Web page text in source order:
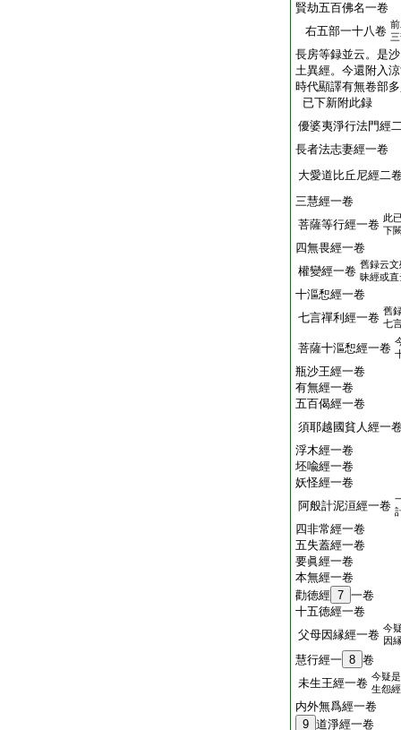
賢劫五百佛名一卷
右五部一十八卷
長房等録並云。是
土異經。今還附入
時代顯譯有無卷部
已下新附此録
優婆夷淨行法門經
長者法志妻經一卷
大愛道比丘尼經二
三慧經一卷
菩薩等行經一卷 此
下
四無畏經一卷
權變經一卷 舊録云
昧經或
十漚惒經一卷
七言禪利經一卷 舊
七
菩薩十漚惒經一卷
瓶沙王經一卷
有無經一卷
五百偈經一卷
須耶越國貧人經一
浮木經一卷
坯喩經一卷
妖怪經一卷
阿般計泥洹經一卷
四非常經一卷
五失蓋經一卷
要眞經一卷
本無經一卷
勸徳經 7 一卷
十五徳經一卷
父母因縁經一卷 今
因
慧行經一 8 卷
未生王經一卷 今疑
生怨經
内外無爲經一卷
9 道淨經一卷